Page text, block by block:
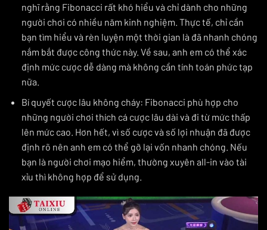
nghĩ rằng Fibonacci rất khó hiểu và chỉ dành cho những
người chơi có nhiều năm kinh nghiệm. Thực tế, chỉ cần
bạn tìm hiểu và rèn luyện một thời gian là đã nhanh chóng
nắm bắt được công thức này. Về sau, anh em có thể xác
định mức cược dễ dàng mà không cần tính toán phức tạp
nữa.
Bí quyết cược lâu không cháy: Fibonacci phù hợp cho
những người chơi thích cá cược lâu dài và đi từ mức thấp
lên mức cao. Hơn hết, vì số cược và số lợi nhuận đã được
định rõ nên anh em có thể gỡ lại vốn nhanh chóng. Nếu
bạn là người chơi mạo hiểm, thường xuyên all-in vào tài
xỉu thì không hợp để sử dụng.